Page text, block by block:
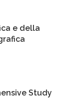
e della
Study